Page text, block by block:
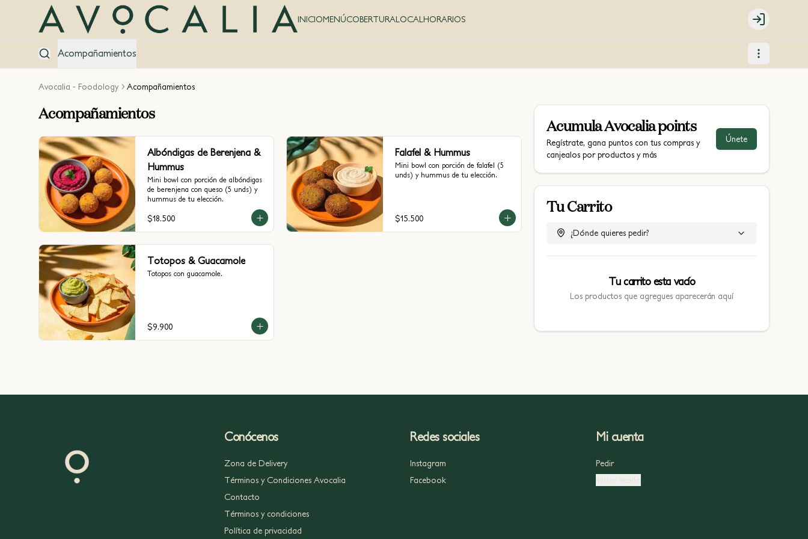
INICIOMENÚCOBERTURALOCAL HORARIOS
Login
Acompañamientos
Avocalia - Foodology Acompañamientos
Acompañamientos
Albóndigas de Berenjena &
Hummus
Mini bowl con porción de albóndigas
de berenjena con queso (5 unds) y
hummus de tu elección.
$18.500
Falafel & Hummus
Mini bowl con porción de falafel (5
unds) y hummus de tu elección.
$15.500
Totopos & Guacamole
Totopos con guacamole.
$9.900
AcumulaAvocalia points
Regístrate, gana puntos con tus compras y
canjealos por productos y más
Únete
Tu Carrito
¿Dónde quieres pedir?
Tu carrito esta vacío
Los productos que agregues aparecerán aquí
Conócenos
Zona de Delivery
Términos y Condiciones Avocalia
Contacto
Términos y condiciones
Política de privacidad
Redes sociales
Instagram
Facebook
Mi cuenta
Pedir
Iniciar sesión